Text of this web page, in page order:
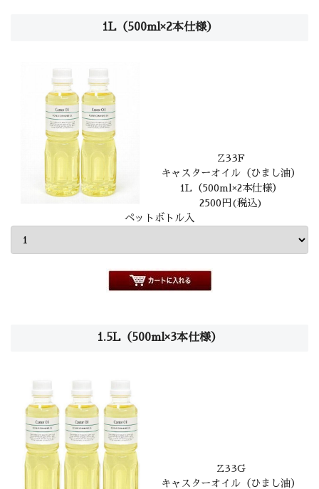
1L（500ml×2本仕様）
Z33F
キャスターオイル（ひまし油）
1L（500ml×2本仕様）
2500円(税込)
ペットボトル入
1.5L（500ml×3本仕様）
Z33G
キャスターオイル（ひまし油）